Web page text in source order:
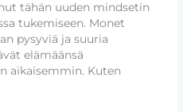
tähän uuden mindsetin
tukemiseen. Monet
pysyviä ja suuria
elämäänsä
aikaisemmin. Kuten